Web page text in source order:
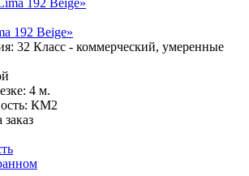
192 Beige»
32 Класс - коммерческий, умеренные
4 м.
КМ2
заказ